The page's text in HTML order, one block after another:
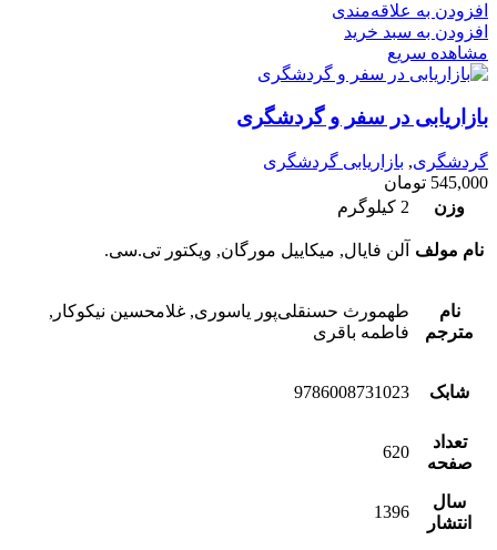
افزودن به علاقه‌مندی
افزودن به سبد خرید
مشاهده سریع
بازاریابی در سفر و گردشگری
گردشگری, بازاریابی گردشگری
545,000 تومان
وزن
2 کیلوگرم
نام مولف آلن فایال, میکاییل مورگان, ویکتور تی.سی.
نام
مترجم
طهمورث حسنقلی‌پور یاسوری, غلامحسین نیکوکار,
فاطمه باقری
شابک 9786008731023
تعداد
صفحه
620
سال
انتشار
1396